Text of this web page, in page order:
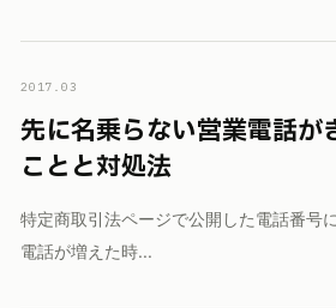
2017.03
先に名乗らない営業電話がきた時に感じた
ことと対処法
特定商取引法ページで公開した電話番号
電話が増えた時...